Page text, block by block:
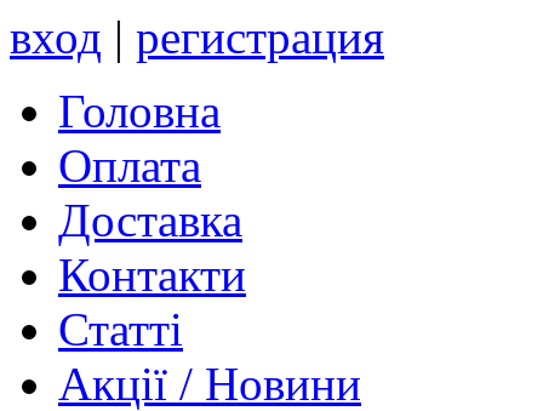
вход | регистрация
Головна
Оплата
Доставка
Контакти
Статті
Акції / Новини